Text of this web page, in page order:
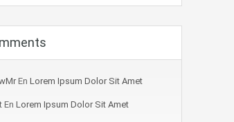
En Lorem Ipsum Dolor Sit Amet
En Lorem Ipsum Dolor Sit Amet